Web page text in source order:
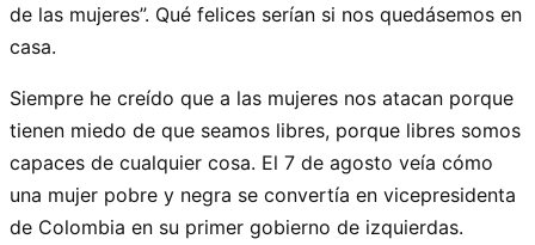
de las mujeres”. Qué felices serían si nos quedásemos en
casa.
Siempre he creído que a las mujeres nos atacan porque
tienen miedo de que seamos libres, porque libres somos
capaces de cualquier cosa. El 7 de agosto veía cómo
una mujer pobre y negra se convertía en vicepresidenta
de Colombia en su primer gobierno de izquierdas.